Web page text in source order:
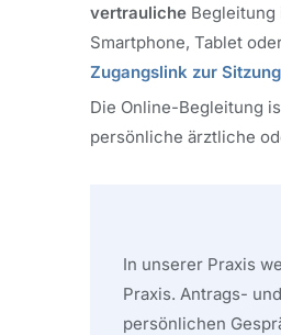
vertrauliche Begleitung
Smartphone, Tablet
Zugangslink zur
Die Online-Begleitung
persönliche ärztliche
In unserer Praxis
Praxis. Antrags-
persönlichen